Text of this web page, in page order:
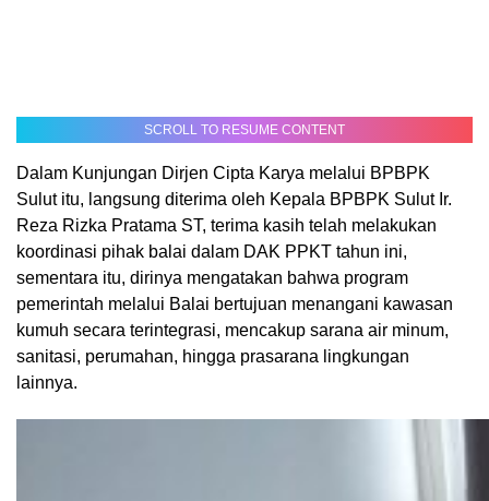
SCROLL TO RESUME CONTENT
Dalam Kunjungan Dirjen Cipta Karya melalui BPBPK
Sulut itu, langsung diterima oleh Kepala BPBPK Sulut Ir.
Reza Rizka Pratama ST, terima kasih telah melakukan
koordinasi pihak balai dalam DAK PPKT tahun ini,
sementara itu, dirinya mengatakan bahwa program
pemerintah melalui Balai bertujuan menangani kawasan
kumuh secara terintegrasi, mencakup sarana air minum,
sanitasi, perumahan, hingga prasarana lingkungan
lainnya.